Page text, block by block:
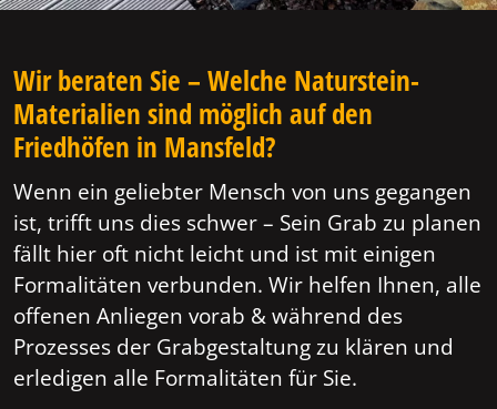
Wir beraten Sie – Welche Naturstein-
Materialien sind möglich auf den
Friedhöfen in Mansfeld?
Wenn ein geliebter Mensch von uns gegangen
ist, trifft uns dies schwer – Sein Grab zu planen
fällt hier oft nicht leicht und ist mit einigen
Formalitäten verbunden. Wir helfen Ihnen, alle
offenen Anliegen vorab & während des
Prozesses der Grabgestaltung zu klären und
erledigen alle Formalitäten für Sie.